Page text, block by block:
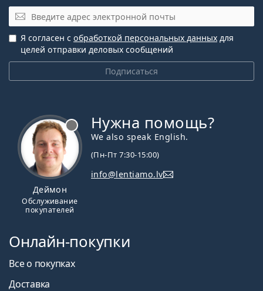
Эл. почта
Подписаться
Я согласен с обработкой персональных данных для
целей отправки деловых сообщений
Деймон
Обслуживание
покупателей
Нужна помощь?
We also speak English.
(Пн-Пт 7:30-15:00)
info@lentiamo.lv
Онлайн-покупки
Все о покупках
Доставка